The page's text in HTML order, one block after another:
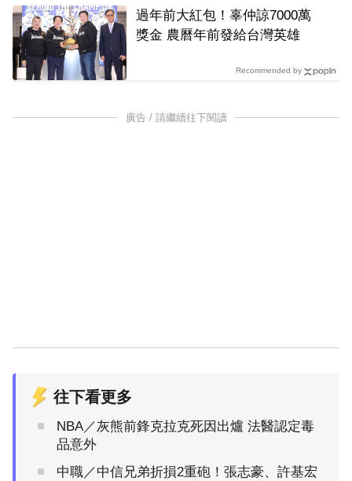
過年前大紅包！辜仲諒7000萬
獎金 農曆年前發給台灣英雄
Recommended by
廣告 / 請繼續往下閱讀
往下看更多
NBA／灰熊前鋒克拉克死因出爐 法醫認定毒
品意外
中職／中信兄弟折損2重砲！張志豪、許基宏